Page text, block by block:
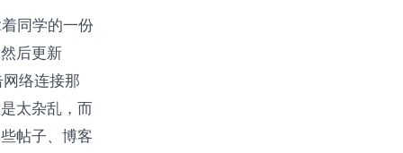
同学的一份
后更新
络连接那
太杂乱，而
帖子、博客